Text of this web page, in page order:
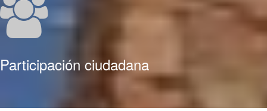
Participación ciudadana